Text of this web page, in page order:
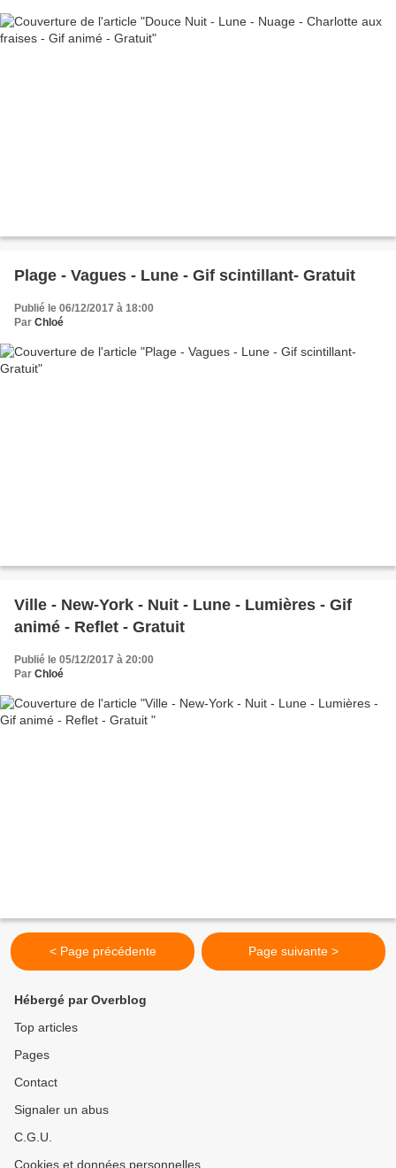
Plage - Vagues - Lune - Gif scintillant- Gratuit
Publié le 06/12/2017 à 18:00
Par Chloé
Ville - New-York - Nuit - Lune - Lumières - Gif
animé - Reflet - Gratuit
Publié le 05/12/2017 à 20:00
Par Chloé
< Page précédente Page suivante >
Hébergé par Overblog
Top articles
Pages
Contact
Signaler un abus
C.G.U.
Cookies et données personnelles